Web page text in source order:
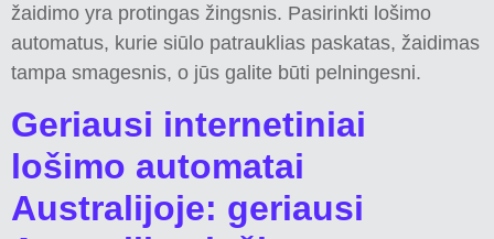
žaidimo yra protingas žingsnis. Pasirinkti lošimo
automatus, kurie siūlo patrauklias paskatas, žaidimas
tampa smagesnis, o jūs galite būti pelningesni.
Geriausi internetiniai
lošimo automatai
Australijoje: geriausi